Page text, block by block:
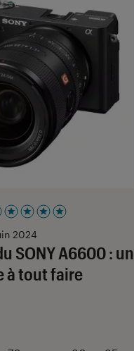
SONY A6600 : un
à tout faire
5 étoiles sur 5
2024